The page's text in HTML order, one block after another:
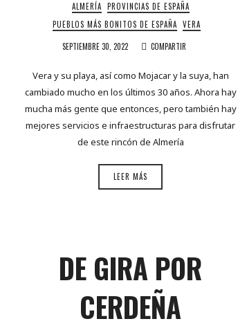
ALMERÍA PROVINCIAS DE ESPAÑA
PUEBLOS MÁS BONITOS DE ESPAÑA VERA
SEPTIEMBRE 30, 2022
COMPARTIR
Vera y su playa, así como Mojacar y la suya, han
cambiado mucho en los últimos 30 años. Ahora hay
mucha más gente que entonces, pero también hay
mejores servicios e infraestructuras para disfrutar
de este rincón de Almería
LEER MÁS
DE GIRA POR
CERDEÑA